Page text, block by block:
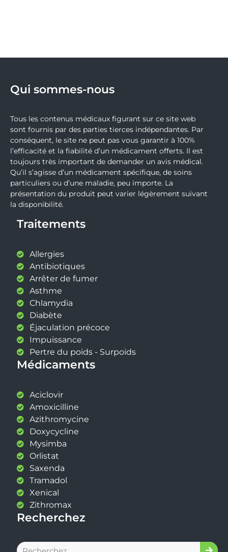
Qui sommes-nous
Tous les contenus médicaux figurant sur ce site web
sont fournis par des parties tierces indépendantes. Par
conséquent, le site ne peut pas vous garantir à 100%
l’efficacité et la fiabilité d’un médicament offerts. Il est
toujours très important de demander un avis médical.
Qu’il s’agisse d’un médicament spécifique, de soins
particuliers ou d’une maladie, peu importe. La
présentation du produit peut varier légèrement suivant
la disponibilité.
Traitements
Allergies
Antibiotiques
Arrêter de fumer
Asthme
Chlamydia
Diabète
Éjaculation précoce
Impuissance
Pertre du poids - Surpoids
Médicaments
Aciclovir
Amoxicilline
Azithromycine
Doxycycline
Mysimba
Orlistat
Saxenda
Tramadol
Xenical
Zithromax
Recherchez